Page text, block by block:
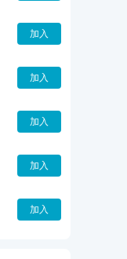
加入
加入
加入
加入
加入